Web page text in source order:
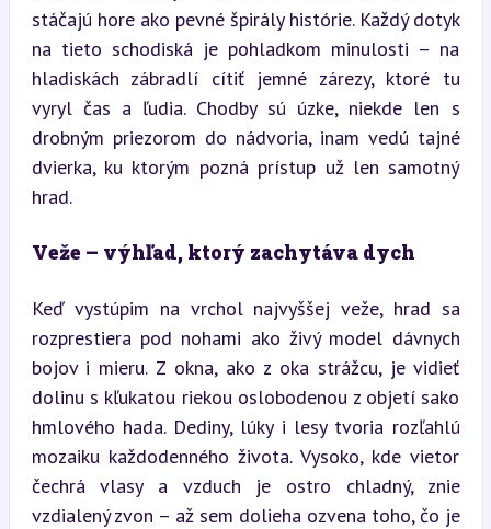
stáčajú hore ako pevné špirály histórie. Každý dotyk
na tieto schodiská je pohladkom minulosti – na
hladiskách zábradlí cítiť jemné zárezy, ktoré tu
vyryl čas a ľudia. Chodby sú úzke, niekde len s
drobným priezorom do nádvoria, inam vedú tajné
dvierka, ku ktorým pozná prístup už len samotný
hrad.
Veže – výhľad, ktorý zachytáva dych
Keď vystúpim na vrchol najvyššej veže, hrad sa
rozprestiera pod nohami ako živý model dávnych
bojov i mieru. Z okna, ako z oka strážcu, je vidieť
dolinu s kľukatou riekou oslobodenou z objetí sako
hmlového hada. Dediny, lúky i lesy tvoria rozľahlú
mozaiku každodenného života. Vysoko, kde vietor
čechrá vlasy a vzduch je ostro chladný, znie
vzdialený zvon – až sem dolieha ozvena toho, čo je